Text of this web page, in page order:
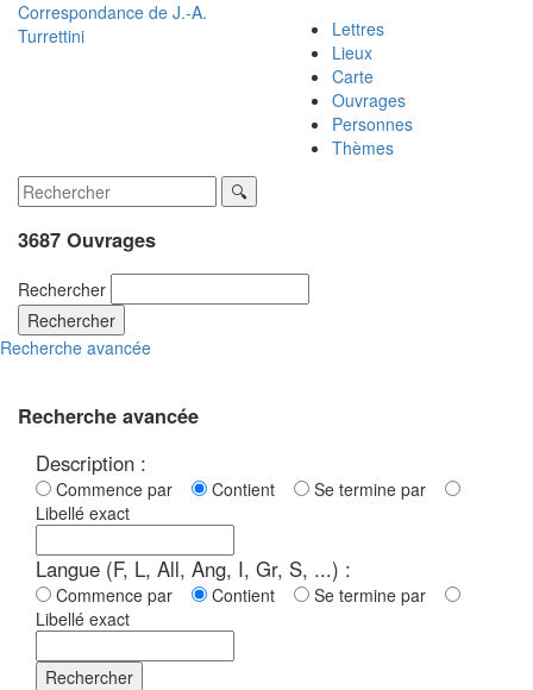
Correspondance de J.-A.
Turrettini
Lettres
Lieux
Carte
Ouvrages
Personnes
Thèmes
3687 Ouvrages
Rechercher
Rechercher
Recherche avancée
Recherche avancée
Description :
Commence par Contient
Se termine par
Libellé exact
Langue (F, L, All, Ang, I, Gr, S, ...) :
Commence par Contient
Se termine par
Libellé exact
Rechercher